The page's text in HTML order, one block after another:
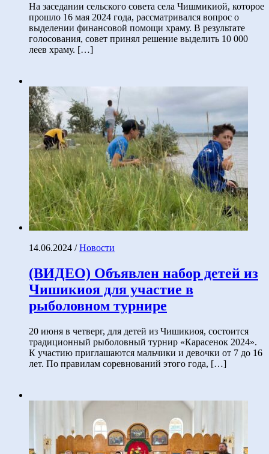
На заседании сельского совета села Чишмикиой, которое
прошло 16 мая 2024 года, рассматривался вопрос о
выделении финансовой помощи храму. В результате
голосования, совет принял решение выделить 10 000
леев храму. […]
14.06.2024 /Новости
(ВИДЕО) Объявлен набор детей из
Чишикиоя для участие в
рыболовном турнире
20 июня в четверг, для детей из Чишикиоя, состоится
традиционный рыболовный турнир «Карасенок 2024».
К участию приглашаются мальчики и девочки от 7 до 16
лет. По правилам соревнований этого года, […]